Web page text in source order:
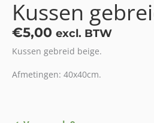
Kussen
€5,00 excl. BTW
Kussen gebreid beige.
Afmetingen: 40x40cm.